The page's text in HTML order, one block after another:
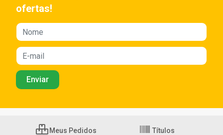
ofertas!
Meus Pedidos Títulos